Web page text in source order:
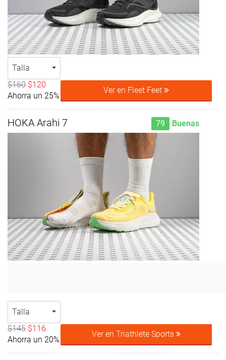
Talla
$160 $120
Ahorra un 25%
Ver en Fleet Feet
HOKA Arahi 7 79 Buenas
Talla
$145 $116
Ahorra un 20%
Ver en Triathlete Sports